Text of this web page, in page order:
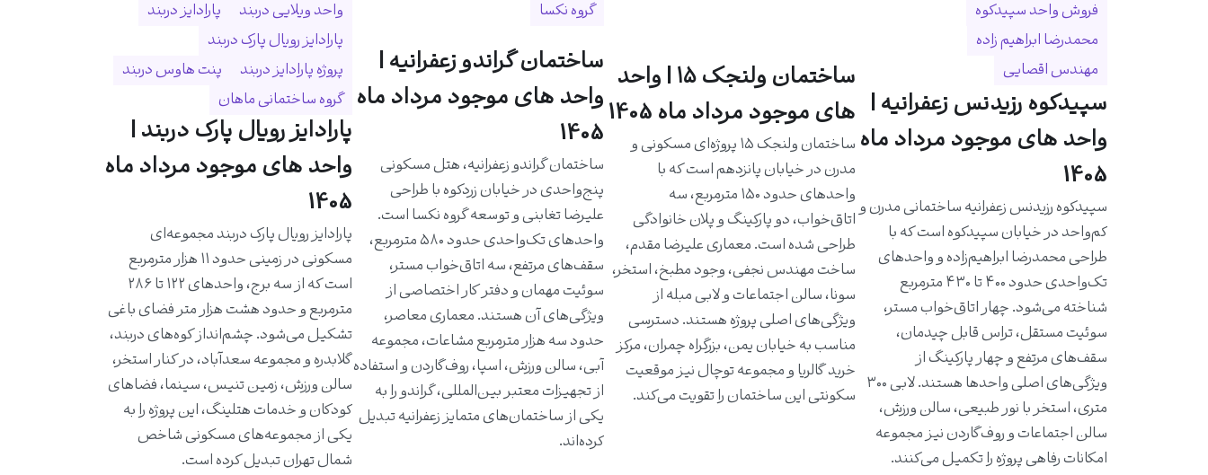
فروش واحد سپیدکوه
محمدرضا ابراهیم زاده
مهندس اقصایی
سپیدکوه رزیدنس زعفرانیه |
واحد های موجود مرداد ماه
1405
سپیدکوه رزیدنس زعفرانیه ساختمانی مدرن و
کم‌واحد در خیابان سپیدکوه است که با
طراحی محمدرضا ابراهیم‌زاده و واحدهای
تک‌واحدی حدود ۴۰۰ تا ۴۳۰ مترمربع
شناخته می‌شود. چهار اتاق‌خواب مستر،
سوئیت مستقل، تراس قابل چیدمان،
سقف‌های مرتفع و چهار پارکینگ از
ویژگی‌های اصلی واحدها هستند. لابی ۳۰۰
متری، استخر با نور طبیعی، سالن ورزش،
سالن اجتماعات و روف‌گاردن نیز مجموعه
امکانات رفاهی پروژه را تکمیل می‌کنند.
ساختمان ولنجک ۱۵ | واحد
های موجود مرداد ماه 1405
ساختمان ولنجک ۱۵ پروژه‌ای مسکونی و
مدرن در خیابان پانزدهم است که با
واحدهای حدود ۱۵۰ مترمربع، سه
اتاق‌خواب، دو پارکینگ و پلان خانوادگی
طراحی شده است. معماری علیرضا مقدم،
ساخت مهندس نجفی، وجود مطبخ، استخر،
سونا، سالن اجتماعات و لابی مبله از
ویژگی‌های اصلی پروژه هستند. دسترسی
مناسب به خیابان یمن، بزرگراه چمران، مرکز
خرید گالریا و مجموعه توچال نیز موقعیت
سکونتی این ساختمان را تقویت می‌کند.
گروه نکسا
ساختمان گراندو زعفرانیه |
واحد های موجود مرداد ماه
1405
ساختمان گراندو زعفرانیه، هتل مسکونی
پنج‌واحدی در خیابان زردکوه با طراحی
علیرضا تغابنی و توسعه گروه نکسا است.
واحدهای تک‌واحدی حدود ۵۸۰ مترمربع،
سقف‌های مرتفع، سه اتاق‌خواب مستر،
سوئیت مهمان و دفتر کار اختصاصی از
ویژگی‌های آن هستند. معماری معاصر،
حدود سه هزار مترمربع مشاعات، مجموعه
آبی، سالن ورزش، اسپا، روف‌گاردن و استفاده
از تجهیزات معتبر بین‌المللی، گراندو را به
یکی از ساختمان‌های متمایز زعفرانیه تبدیل
کرده‌اند.
واحد ویلایی دربند
پارادایز دربند
پارادایز رویال پارک دربند
پروژه پارادایز دربند
پنت هاوس دربند
گروه ساختمانی ماهان
پارادایز رویال پارک دربند |
واحد های موجود مرداد ماه
1405
پارادایز رویال پارک دربند مجموعه‌ای
مسکونی در زمینی حدود ۱۱ هزار مترمربع
است که از سه برج، واحدهای ۱۲۲ تا ۲۸۶
مترمربع و حدود هشت هزار متر فضای باغی
تشکیل می‌شود. چشم‌انداز کوه‌های دربند،
گلابدره و مجموعه سعدآباد، در کنار استخر،
سالن ورزش، زمین تنیس، سینما، فضاهای
کودکان و خدمات هتلینگ، این پروژه را به
یکی از مجموعه‌های مسکونی شاخص
شمال تهران تبدیل کرده است.